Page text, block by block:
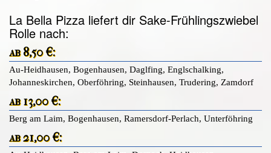
La Bella Pizza liefert dir Sake-Frühlingszwiebel
Rolle nach:
ab 8,50 €:
Au-Heidhausen, Bogenhausen, Daglfing, Englschalking,
Johanneskirchen, Oberföhring, Steinhausen, Trudering, Zamdorf
ab 13,00 €:
Berg am Laim, Bogenhausen, Ramersdorf-Perlach, Unterföhring
ab 21,00 €: